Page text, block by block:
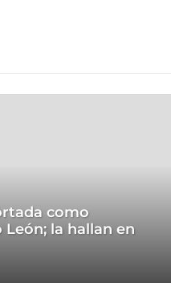
como
León; la hallan en